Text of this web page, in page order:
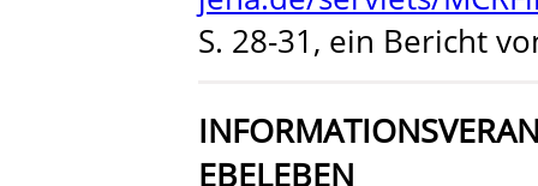
S. 28-31, ein Bericht
EBELEBEN